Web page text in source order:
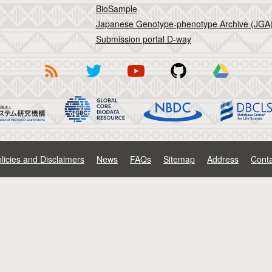
BioSample
Japanese Genotype-phenotype Archive
Submission portal D-way
and Disclaimers News FAQs Sitemap Address